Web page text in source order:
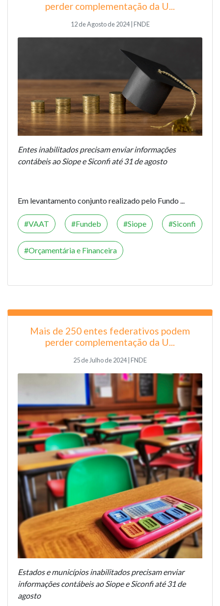
perder complementação da U...
12 de Agosto de 2024 | FNDE
Entes inabilitados precisam enviar informações
contábeis ao Siope e Siconfi até 31 de agosto
Em levantamento conjunto realizado pelo Fundo ...
VAAT Fundeb Siope Siconfi
Orçamentária e Financeira
Mais de 250 entes federativos podem
perder complementação da U...
25 de Julho de 2024 | FNDE
Estados e municípios inabilitados precisam enviar
informações contábeis ao Siope e Siconfi até 31 de
agosto